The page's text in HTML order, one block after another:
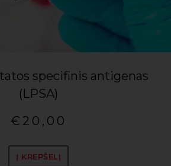
specifinis antigenas
(LPSA)
€ 20,00
Į KREPŠELĮ